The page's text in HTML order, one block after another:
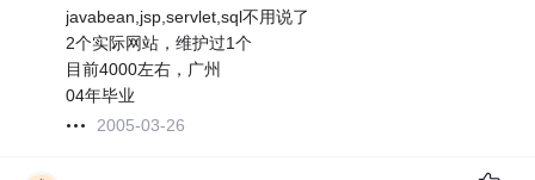
javabean,jsp,servlet,sql不用说了
2个实际网站，维护过1个
目前4000左右，广州
04年毕业
2005-03-26